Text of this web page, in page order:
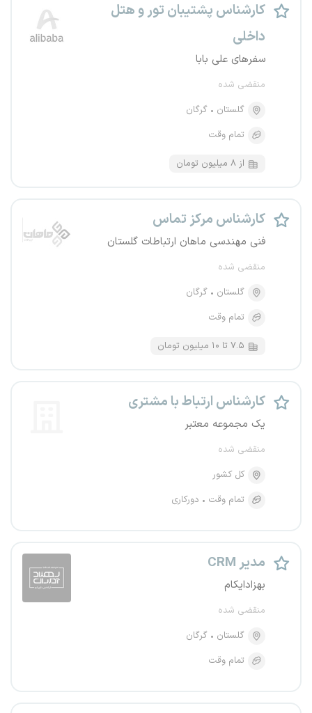
کارشناس پشتیبان تور و هتل
داخلی
سفرهای علی بابا
منقضی شده
گلستان
گرگان
تمام وقت
از ۸ میلیون تومان
کارشناس مرکز تماس
فنی مهندسی ماهان ارتباطات گلستان
منقضی شده
گلستان
گرگان
تمام وقت
۷.۵ تا ۱۰ میلیون تومان
کارشناس ارتباط با مشتری
یک مجموعه معتبر
منقضی شده
کل کشور
تمام وقت
دورکاری
مدیر CRM
بهزادایکام
منقضی شده
گلستان
گرگان
تمام وقت